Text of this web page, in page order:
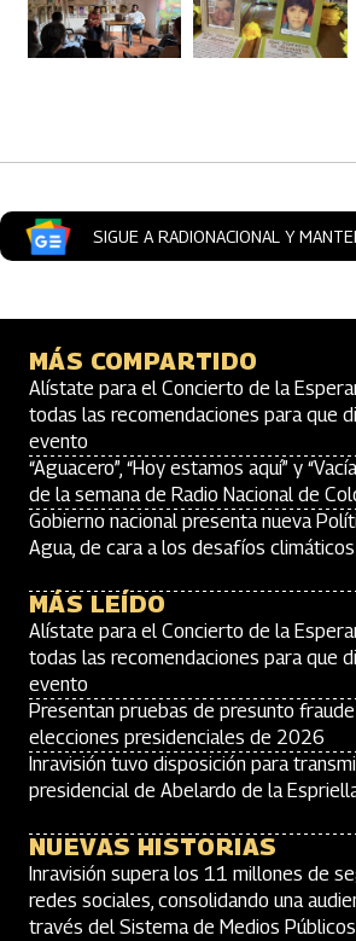
SIGUE A RADIONACIONAL Y
MÁS COMPARTIDO
Alístate para el Concierto de la
todas las recomendaciones para que
evento
“Aguacero”, “Hoy estamos aquí” y
de la semana de Radio Nacional de
Gobierno nacional presenta nueva
Agua, de cara a los desafíos
MÁS LEÍDO
Alístate para el Concierto de la
todas las recomendaciones para que
evento
Presentan pruebas de presunto
elecciones presidenciales de 2026
Inravisión tuvo disposición para
presidencial de Abelardo de la
NUEVAS HISTORIAS
Inravisión supera los 11 millones de
redes sociales, consolidando una
través del Sistema de Medios Públicos